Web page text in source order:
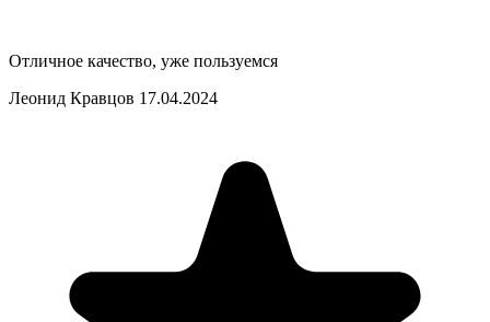
Отличное качество, уже пользуемся
Леонид Кравцов 17.04.2024